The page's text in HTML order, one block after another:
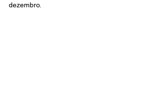
dezembro.